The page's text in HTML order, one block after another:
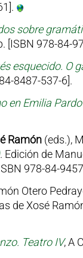
sobre
[ISBN 978-84-
esquecido. O
8487-537-6].
en Emilia
Ramón(eds.),
. Edición de
978-84-
Otero
de Xosé
Teatro IV, A